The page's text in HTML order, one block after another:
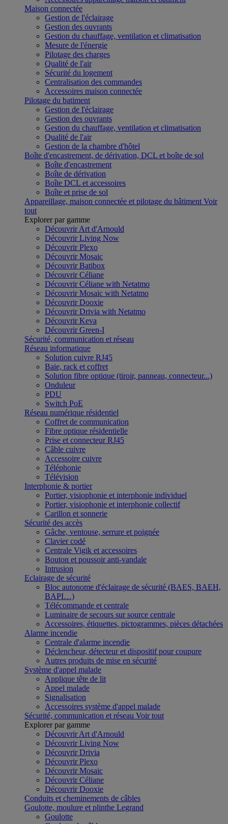
Maison connectée
Gestion de l'éclairage
Gestion des ouvrants
Gestion du chauffage, ventilation et climatisation
Mesure de l'énergie
Pilotage des charges
Qualité de l'air
Sécurité du logement
Centralisation des commandes
Accessoires maison connectée
Pilotage du batiment
Gestion de l'éclairage
Gestion des ouvrants
Gestion du chauffage, ventilation et climatisation
Qualité de l'air
Gestion de la chambre d'hôtel
Boîte d'encastrement, de dérivation, DCL et boîte de sol
Boîte d'encastrement
Boîte de dérivation
Boîte DCL et accessoires
Boîte et prise de sol
Appareillage, maison connectée et pilotage du bâtiment Voir
tout
Explorer par gamme
Découvrir Art d'Arnould
Découvrir Living Now
Découvrir Plexo
Découvrir Mosaic
Découvrir Batibox
Découvrir Céliane
Découvrir Céliane with Netatmo
Découvrir Mosaic with Netatmo
Découvrir Dooxie
Découvrir Drivia with Netatmo
Découvrir Keva
Découvrir Green-I
Sécurité, communication et réseau
Réseau informatique
Solution cuivre RJ45
Baie, rack et coffret
Solution fibre optique (tiroir, panneau, connecteur...)
Onduleur
PDU
Switch PoE
Réseau numérique résidentiel
Coffret de communication
Fibre optique résidentielle
Prise et connecteur RJ45
Câble cuivre
Accessoire cuivre
Téléphonie
Télévision
Interphonie & portier
Portier, visiophonie et interphonie individuel
Portier, visiophonie et interphonie collectif
Carillon et sonnerie
Sécurité des accès
Gâche, ventouse, serrure et poignée
Clavier codé
Centrale Vigik et accessoires
Bouton et poussoir anti-vandale
Intrusion
Eclairage de sécurité
Bloc autonome d'éclairage de sécurité (BAES, BAEH,
BAPI…)
Télécommande et centrale
Luminaire de secours sur source centrale
Accessoires, étiquettes, pictogrammes, pièces détachées
Alarme incendie
Centrale d'alarme incendie
Déclencheur, détecteur et dispositif pour coupure
Autres produits de mise en sécurité
Système d'appel malade
Applique tête de lit
Appel malade
Signalisation
Accessoires système d'appel malade
Sécurité, communication et réseau Voir tout
Explorer par gamme
Découvrir Art d'Arnould
Découvrir Living Now
Découvrir Drivia
Découvrir Plexo
Découvrir Mosaic
Découvrir Céliane
Découvrir Dooxie
Conduits et cheminements de câbles
Goulotte, moulure et plinthe Legrand
Goulotte